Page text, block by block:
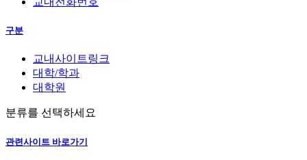
구분
교내사이트링크
대학/학과
대학원
분류를 선택하세요
관련사이트 바로가기